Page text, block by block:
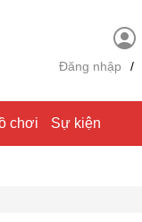
Đăng nhập /
chơi Sự kiện